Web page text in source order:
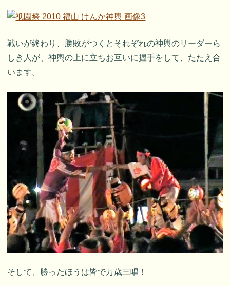
戦いが終わり、勝敗がつくとそれぞれの神輿のリーダーら
しき人が、神輿の上に立ちお互いに握手をして、たたえ合
います。
そして、勝ったほうは皆で万歳三唱！